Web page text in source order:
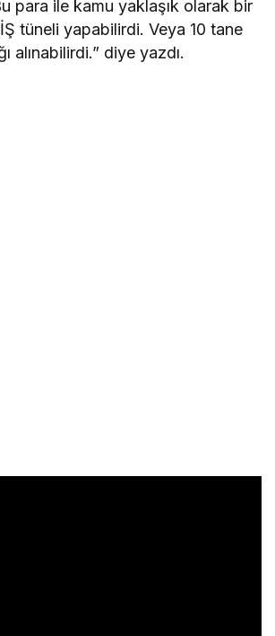
para ile kamu yaklaşık olarak bir
tüneli yapabilirdi. Veya 10 tane
alınabilirdi.” diye yazdı.